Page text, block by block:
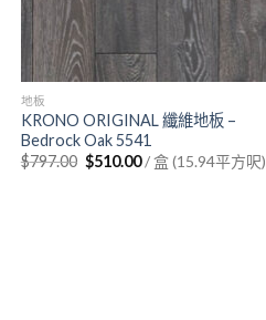
地板
KRONO ORIGINAL 纖維地板 –
Bedrock Oak 5541
$797.00 Original
price
$510.00Current
price
/ 盒 (15.94平方呎)